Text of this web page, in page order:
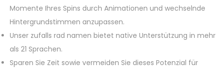
Momente Ihres Spins durch Animationen und wechselnde
Hintergrundstimmen anzupassen.
Unser zufalls rad namen bietet native Unterstützung in mehr
als 21 Sprachen.
Sparen Sie Zeit sowie vermeiden Sie dieses Potenzial für